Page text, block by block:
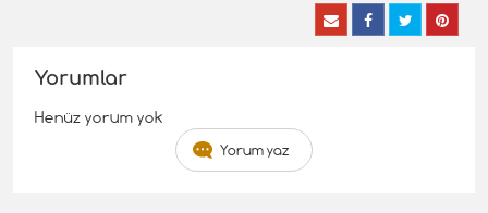
Yorumlar
Henüz yorum yok
Yorum yaz